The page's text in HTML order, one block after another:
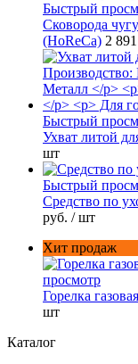
Быстрый
Сковорода
(HoReCa) 2
Быстрый
Ухват литой
шт
Быстрый
Средство по
руб. / шт
Хит продаж
просмотр
Горелка
шт
Каталог